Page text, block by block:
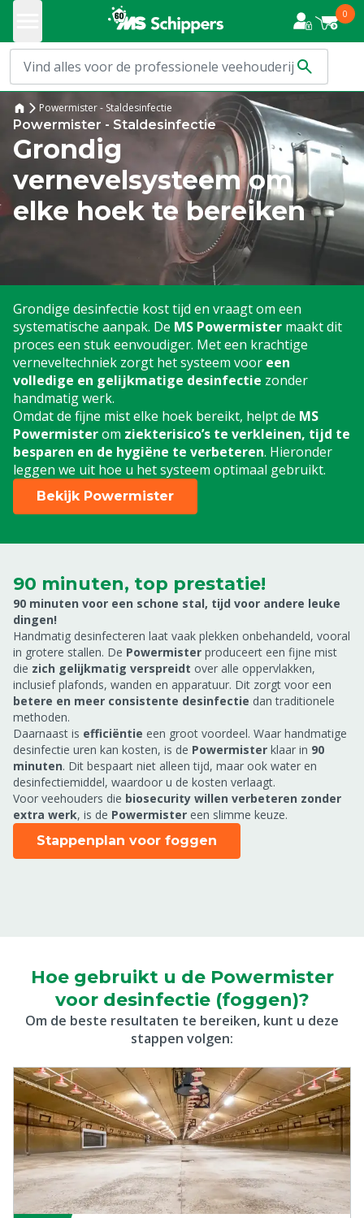
0
Powermister - Staldesinfectie
Powermister - Staldesinfectie
Grondig
vernevelsysteem om
elke hoek te bereiken
Grondige desinfectie kost tijd en vraagt om een
systematische aanpak. De MS Powermister maakt dit
proces een stuk eenvoudiger. Met een krachtige
verneveltechniek zorgt het systeem voor een
volledige en gelijkmatige desinfectie zonder
handmatig werk.
Omdat de fijne mist elke hoek bereikt, helpt de MS
Powermisterom ziekterisico’s te verkleinen, tijd te
besparen en de hygiëne te verbeteren. Hieronder
leggen we uit hoe u het systeem optimaal gebruikt.
Bekijk Powermister
90 minuten, top prestatie!
90 minuten voor een schone stal, tijd voor andere leuke
dingen!
Handmatig desinfecteren laat vaak plekken onbehandeld, vooral
in grotere stallen. De Powermister produceert een fijne mist
die zich gelijkmatig verspreidt over alle oppervlakken,
inclusief plafonds, wanden en apparatuur. Dit zorgt voor een
betere en meer consistente desinfectie dan traditionele
methoden.
Daarnaast is efficiëntie een groot voordeel. Waar handmatige
desinfectie uren kan kosten, is de Powermister klaar in 90
minuten. Dit bespaart niet alleen tijd, maar ook water en
desinfectiemiddel, waardoor u de kosten verlaagt.
Voor veehouders die biosecurity willen verbeteren zonder
extra werk, is de Powermister een slimme keuze.
Stappenplan voor foggen
Hoe gebruikt u de Powermister
voor desinfectie (foggen)?
Om de beste resultaten te bereiken, kunt u deze
stappen volgen: